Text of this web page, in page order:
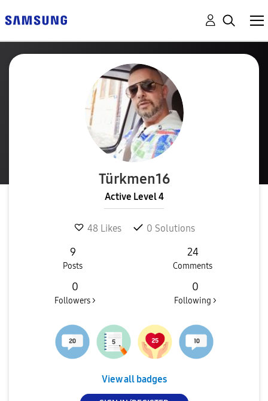
Türkmen16
Active Level 4
48Likes 0 Solutions
9
Posts
24
Comments
0
Followers >
0
Following >
View all badges